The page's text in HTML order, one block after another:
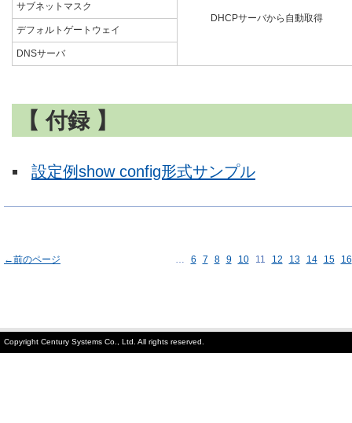
DHCPサーバから自動取得
サブネットマスク
デフォルトゲートウェイ
DNSサーバ
【 付録 】
設定例show config形式サンプル
←前のページ … 6 7 8 9 10 11 12 13 14 15 16
Copyright Century Systems Co., Ltd. All rights reserved.